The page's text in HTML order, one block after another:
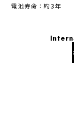
電池寿命：約3年